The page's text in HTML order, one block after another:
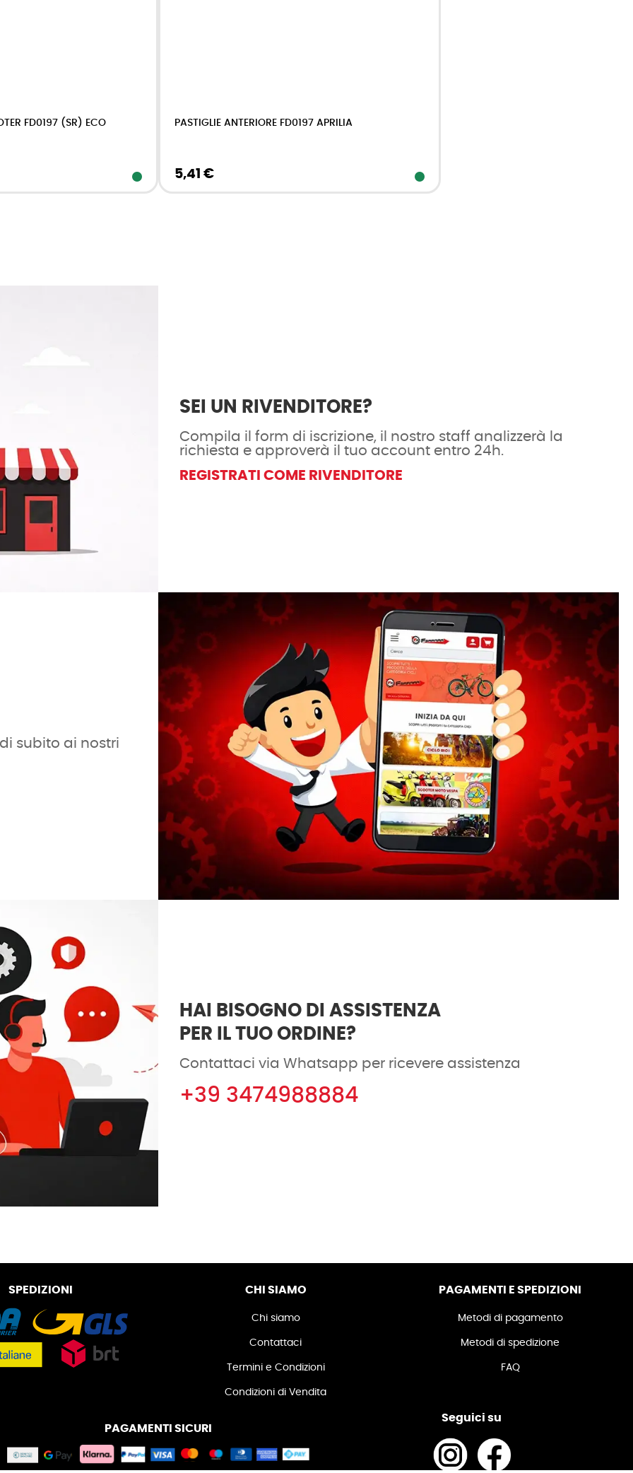
FD0197 (SR) ECO
PASTIGLIE ANTERIORE FD0197 APRILIA
5,41 €
SEI UN RIVENDITORE?
Compila il form di iscrizione, il nostro staff analizzerà la
richiesta e approverà il tuo account entro 24h.
REGISTRATI COME RIVENDITORE
subito ai nostri
HAI BISOGNO DI ASSISTENZA
PER IL TUO ORDINE?
Contattaci via Whatsapp per ricevere assistenza
+39 3474988884
SPEDIZIONI CHI SIAMO
Chi siamo
Contattaci
Termini e Condizioni
Condizioni di Vendita
PAGAMENTI E SPEDIZIONI
Metodi di pagamento
Metodi di spedizione
FAQ
PAGAMENTI SICURI
Seguici su